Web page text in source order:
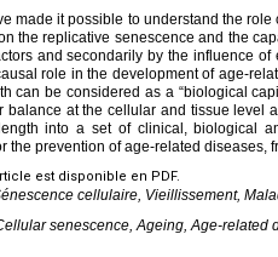
made it possible to understand the
the replicative senescence and the
and secondarily by the influence
role in the development of age-
can be considered as a “biological
balance at the cellular and tissue level
into a set of clinical, biological
the prevention of age-related diseases,
est disponible en PDF.
cellulaire, Vieillissement,
senescence, Ageing, Age-related